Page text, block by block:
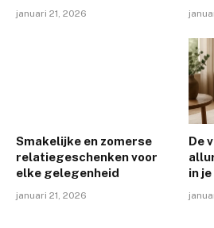
januari 21, 2026
Smakelijke en zomerse
relatiegeschenken voor
elke gelegenheid
januari 21, 2026
De
in